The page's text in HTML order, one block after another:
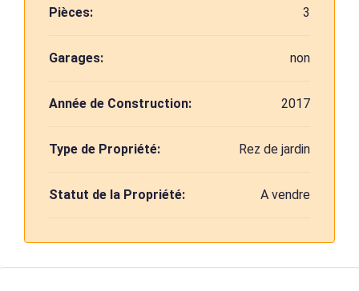
Pièces: 3
Garages: non
Année de Construction: 2017
Type de Propriété: Rez de jardin
Statut de la Propriété: A vendre